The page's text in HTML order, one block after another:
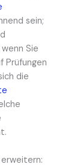
sein;
Sie
Prüfungen
die